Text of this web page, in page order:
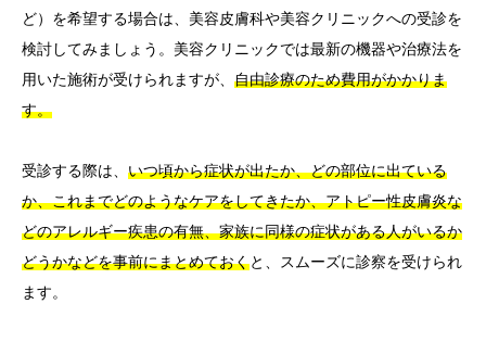
ど）を希望する場合は、美容皮膚科や美容クリニックへの受診を
検討してみましょう。美容クリニックでは最新の機器や治療法を
用いた施術が受けられますが、 自由診療のため費用がかかりま
す。
受診する際は、 いつ頃から症状が出たか、どの部位に出ている
か、これまでどのようなケアをしてきたか、アトピー性皮膚炎な
どのアレルギー疾患の有無、家族に同様の症状がある人がいるか
どうかなどを事前にまとめておくと、スムーズに診察を受けられ
ます。